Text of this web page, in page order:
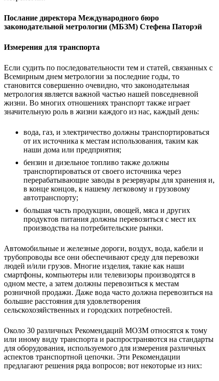
Послание директора Международного бюро
законодательной метрологии (МБЗМ) Стефена Паторэй
Измерения для транспорта
Если судить по последовательности тем и статей, связанных с
Всемирным днем метрологии за последние годы, то
становится совершенно очевидно, что законодательная
метрология является важной частью нашей повседневной
жизни. Во многих отношениях транспорт также играет
значительную роль в жизни каждого из нас, каждый день:
вода, газ, и электричество должны транспортироваться
от их источника к местам использования, таким как
наши дома или предприятия;
бензин и дизельное топливо также должны
транспортироваться от своего источника через
перерабатывающие заводы в резервуары для хранения и,
в конце концов, к нашему легковому и грузовому
автотранспорту;
большая часть продукции, овощей, мяса и других
продуктов питания должны перевозиться с мест их
производства на потребительские рынки.
Автомобильные и железные дороги, воздух, вода, кабели и
трубопроводы все они обеспечивают среду для перевозки
людей и/или грузов. Многие изделия, такие как наши
смартфоны, компьютеры или телевизоры производятся в
одном месте, а затем должны перевозиться к местам
розничной продажи. Даже вода часто должна перевозиться на
большие расстояния для удовлетворения
сельскохозяйственных и городских потребностей.
Около 30 различных Рекомендаций МОЗМ относятся к тому
или иному виду транспорта и распространяются на стандарты
для оборудования, используемого для измерения различных
аспектов транспортной цепочки. Эти Рекомендации
предлагают решения ряда вопросов; вот некоторые из них: